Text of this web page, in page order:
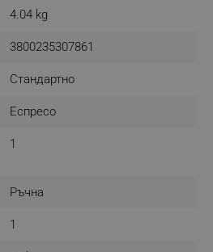
4.04 kg
3800235307861
Стандартно
Еспресо
1
Ръчна
1